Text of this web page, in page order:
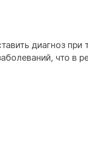
диагноз при
что в